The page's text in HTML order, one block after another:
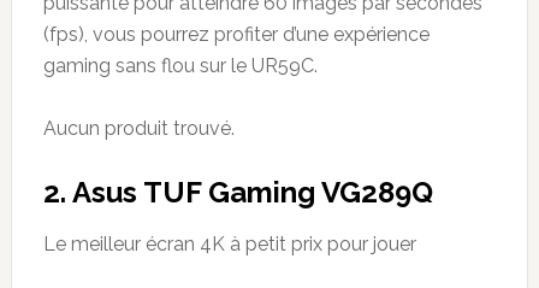
(fps), vous pourrez profiter d’une expérience
gaming sans flou sur le UR59C.
Aucun produit trouvé.
2. Asus TUF Gaming VG289Q
Le meilleur écran 4K à petit prix pour jouer